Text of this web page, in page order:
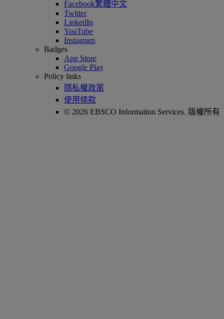
Facebook繁體中文
Twitter
LinkedIn
YouTube
Instagram
Badges
App Store
Google Play
Policy links
隱私權政策
使用條款
© 2026 EBSCO Information Services. 版權所有